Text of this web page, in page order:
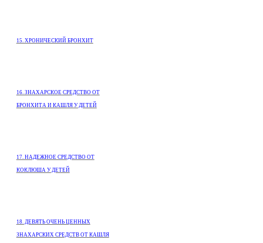
15. ХРОНИЧЕСКИЙ БРОНХИТ
16. ЗНАХАРСКОЕ СРЕДСТВО ОТ
БРОНХИТА И КАШЛЯ У ДЕТЕЙ
17. НАДЕЖНОЕ СРЕДСТВО ОТ
КОКЛЮША У ДЕТЕЙ
18. ДЕВЯТЬ ОЧЕНЬ ЦЕННЫХ
ЗНАХАРСКИХ СРЕДСТВ ОТ КАШЛЯ